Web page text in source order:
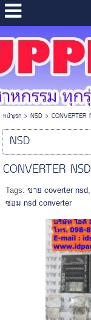
หน้าแรก> NSD > CONVERTER
NSD
CONVERTER NSD
Tags: ขาย coverter nsd,
ซ่อม nsd converter